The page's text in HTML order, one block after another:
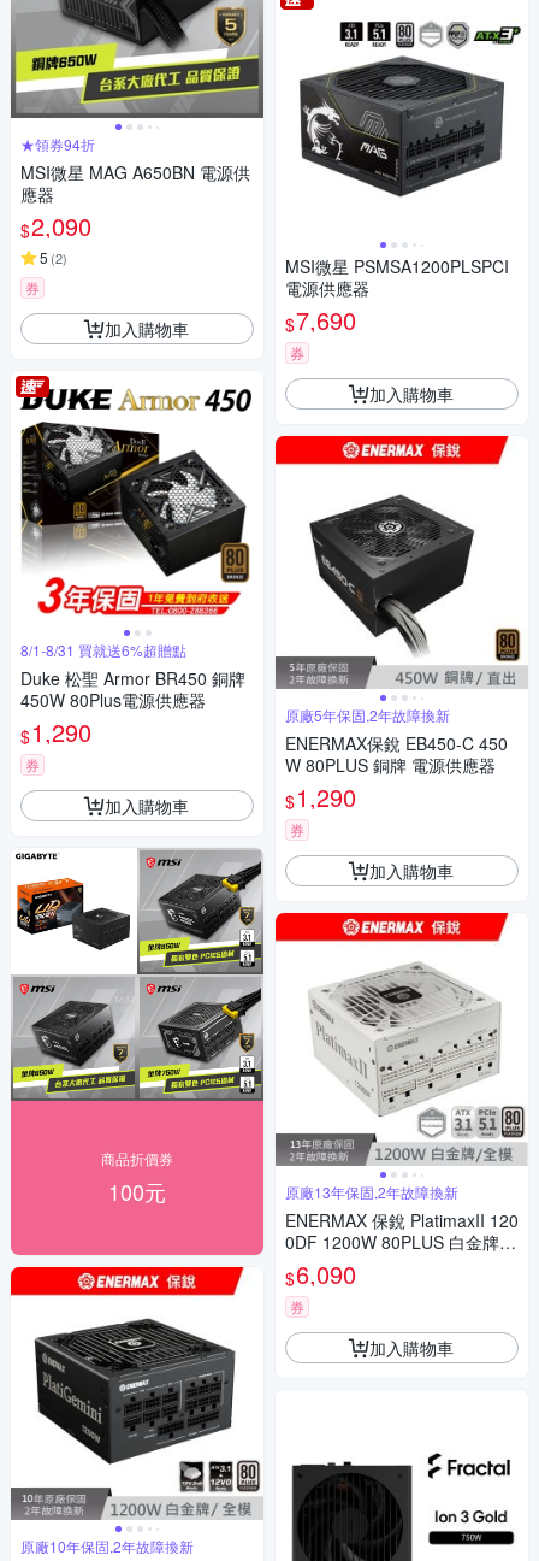
★領券94折
MSI微星 MAG A650BN 電源供
應器
$2,090
5 (2)
券
加入購物車
8/1-8/31 買就送6%超贈點
Duke 松聖 Armor BR450 銅牌
450W 80Plus電源供應器
$1,290
券
加入購物車
商品折價券
100元
原廠10年保固,2年故障換新
MSI微星 PSMSA1200PLSPCI
電源供應器
$7,690
券
加入購物車
原廠5年保固,2年故障換新
ENERMAX保銳 EB450-C 450
W 80PLUS 銅牌 電源供應器
$1,290
券
加入購物車
原廠13年保固,2年故障換新
ENERMAX 保銳 PlatimaxII 120
0DF 1200W 80PLUS 白金牌 1
2V-2x6 白色 電源供應器
$6,090
券
加入購物車